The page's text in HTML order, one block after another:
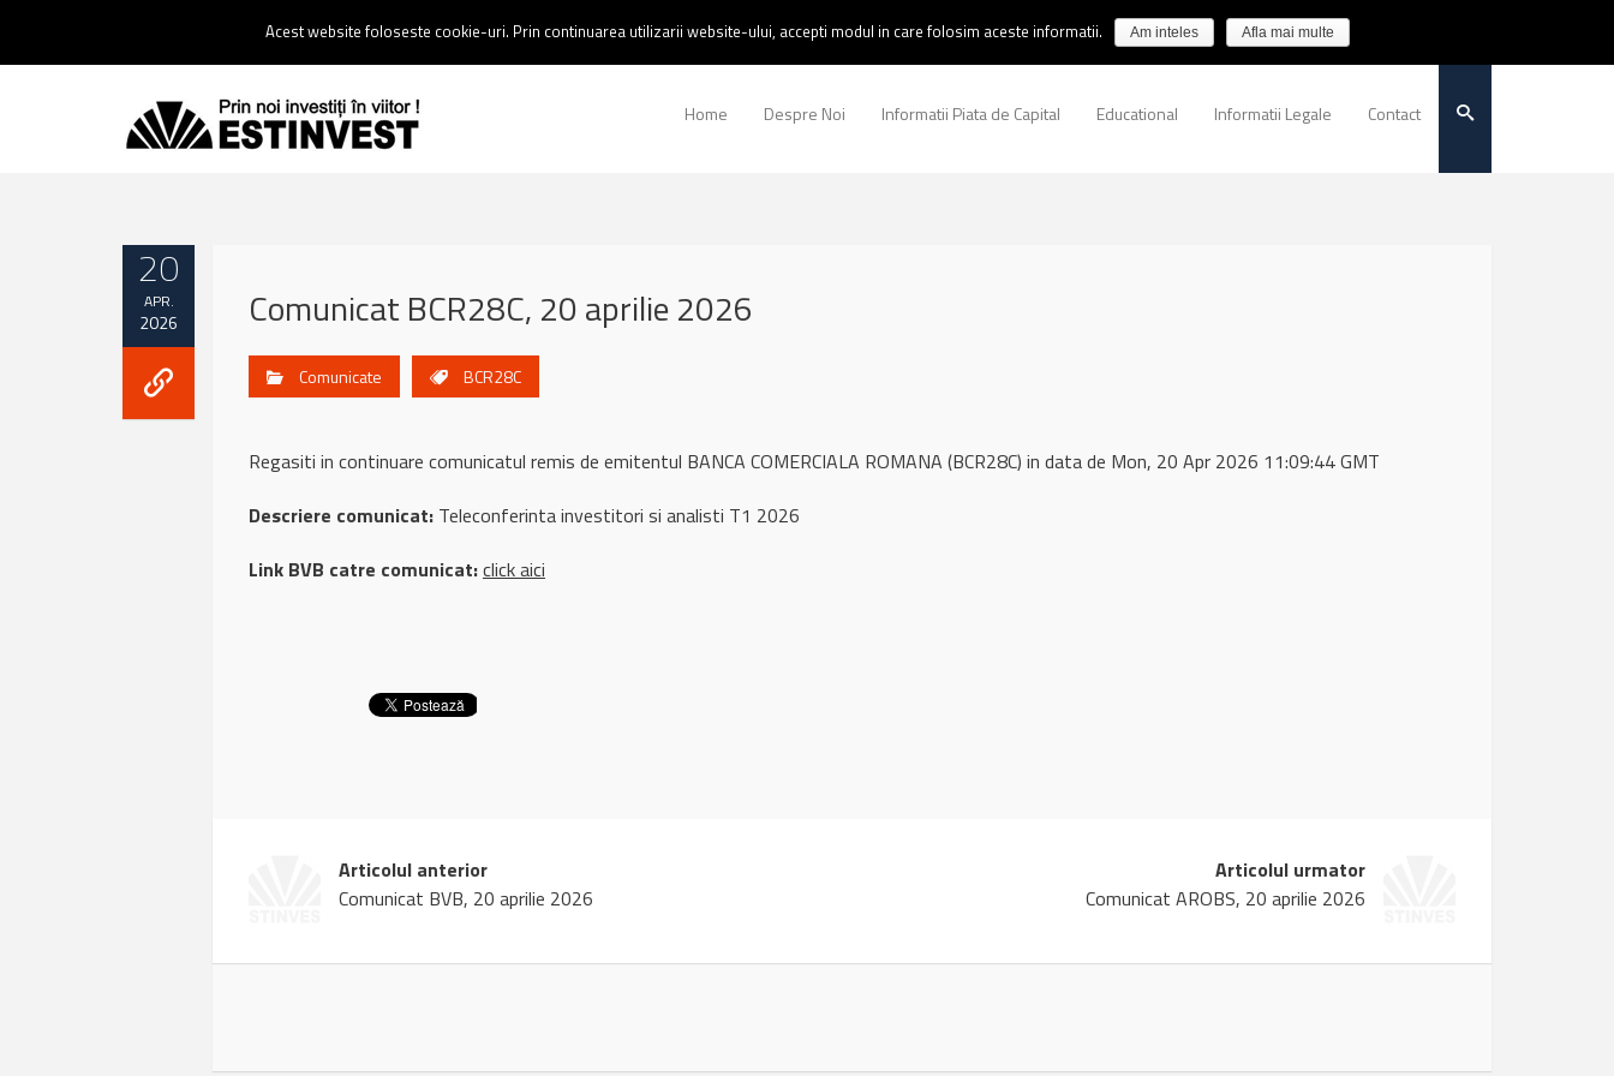
0237 238 900 |Email :contact@estinvest.ro
Home Despre Noi Informatii Piata de Capital Educational Informatii Legale Contact
20
APR.
2026 Comunicat BCR28C, 20 aprilie 2026
Comunicate BCR28C
Regasiti in continuare comunicatul remis de emitentul BANCA COMERCIALA ROMANA (BCR28C) in data de Mon, 20 Apr 2026 11:09:44 GMT
Descriere comunicat: Teleconferinta investitori si analisti T1 2026
Link BVB catre comunicat:click aici
Articolul anterior
Comunicat BVB, 20 aprilie 2026
Articolul urmator
Comunicat AROBS, 20 aprilie 2026
Acest website foloseste cookie-uri. Prin continuarea utilizarii website-ului, accepti modul in care folosim aceste informatii. Am inteles Afla mai multe